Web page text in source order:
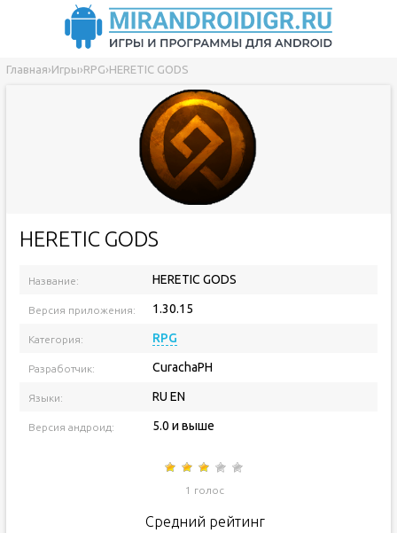
Главная›Игры›RPG›HERETIC GODS
HERETIC GODS
Название: HERETIC GODS
Версия приложения: 1.30.15
Категория: RPG
Разработчик: CurachaPH
Языки: RU EN
Версия андроид: 5.0 и выше
1 голос
Средний рейтинг